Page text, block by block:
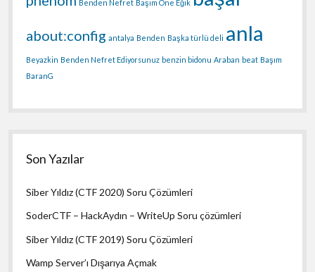
Benden Nefret Başım Öne Eğik
about:config antalya Benden Başka türlü deli anla
Beyazkin Benden Nefret Ediyorsunuz benzin bidonu Araban beat Başım
BaranG
Son Yazılar
Siber Yıldız (CTF 2020) Soru Çözümleri
SoderCTF – HackAydın – WriteUp Soru çözümleri
Siber Yıldız (CTF 2019) Soru Çözümleri
Wamp Server’ı Dışarıya Açmak